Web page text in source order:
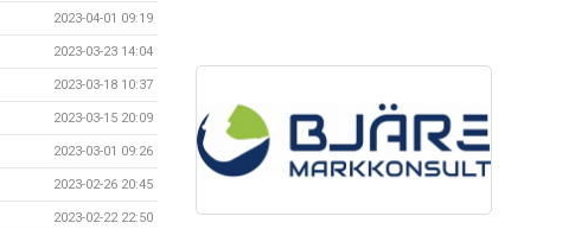
2023-04-01 09:19
2023-03-23 14:04
2023-03-18 10:37
2023-03-15 20:09
2023-03-01 09:26
2023-02-26 20:45
2023-02-22 22:50